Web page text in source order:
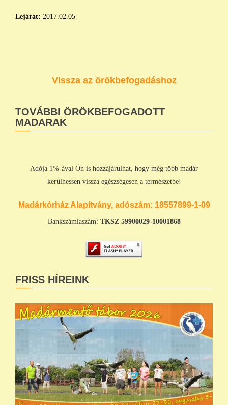
Lejárat: 2017.02.05
Vissza az örökbefogadáshoz
TOVÁBBI ÖRÖKBEFOGADOTT
MADARAK
Adója 1%-ával Ön is hozzájárulhat, hogy még több madár
kerülhessen vissza egészségesen a természetbe!
Madárkórház Alapítvány, adószám: 18557899-1-09
Bankszámlaszám: TKSZ 59900029-10001868
FRISS HÍREINK